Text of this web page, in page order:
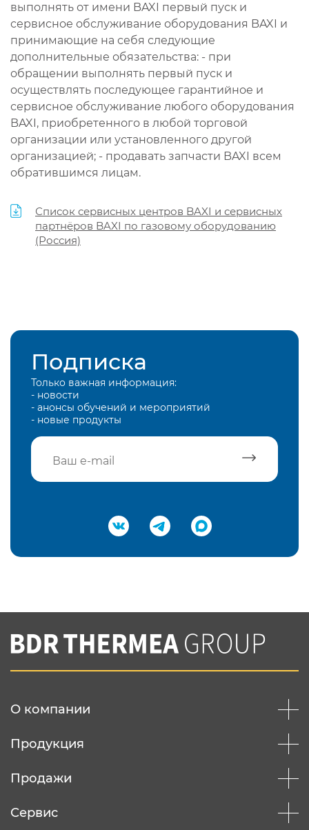
выполнять от имени BAXI первый пуск и
сервисное обслуживание оборудования BAXI и
принимающие на себя следующие
дополнительные обязательства: - при
обращении выполнять первый пуск и
осуществлять последующее гарантийное и
сервисное обслуживание любого оборудования
BAXI, приобретенного в любой торговой
организации или установленного другой
организацией; - продавать запчасти BAXI всем
обратившимся лицам.
Список сервисных центров BAXI и сервисных
партнёров BAXI по газовому оборудованию
(Россия)
Подписка
Только важная информация:
- новости
- анонсы обучений и мероприятий
- новые продукты
Подтвердить e-mail
Вы соглашаетесь с нашей политикой
конфеденциальности
О компании
Продукция
Продажи
Сервис